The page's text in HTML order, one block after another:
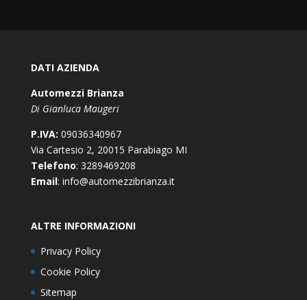
DATI AZIENDA
Automezzi Brianza
Di Gianluca Maugeri
P.IVA: 09036340967
Via Cartesio 2, 20015 Parabiago MI
Telefono: 3289469208
Email: info@automezzibrianza.it
ALTRE INFORMAZIONI
Privacy Policy
Cookie Policy
Sitemap